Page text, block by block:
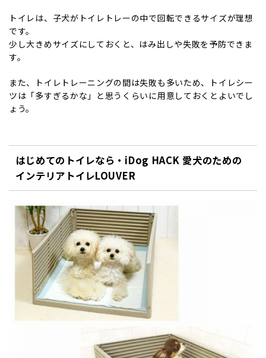
トイレは、子犬がトイレトレーの中で回転できるサイズが理想
です。
少し大きめサイズにしておくと、はみ出しや失敗を予防できま
す。
また、トイレトレーニングの間は失敗も多いため、トイレシー
ツは「多すぎるかな」と思うくらいに用意しておくとよいでし
ょう。
はじめてのトイレなら・iDog HACK 愛犬のための
インテリアトイレLOUVER